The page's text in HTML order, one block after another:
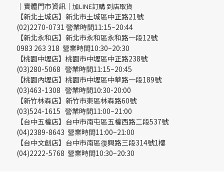
｜實體門市資訊｜ 加LINE訂購 到店取貨
【新北土城店】新北市土城區中正路21號
(02)2270-0731 營業時間11:15~20:44
【新北永和店】新北市永和區永和路一段12號
0983 263 318 營業時間10:30~20:30
【桃園中壢店】桃園市中壢區中正路238號
(03)280-5068 營業時間11:15~20:45
【桃園內壢店】桃園市中壢區中華路一段189號
(03)463-1308 營業時間10:30-20:00
【新竹林森店】新竹市東區林森路60號
(03)524-1615 營業時間11:00~21:00
【台中五權店】台中市南屯區五權西路二段537號
(04)2389-8643 營業時間11:00~21:00
【台中文創店】台中市南區復興路三段314號1樓
(04)2222-5768 營業時間10:30~20:30